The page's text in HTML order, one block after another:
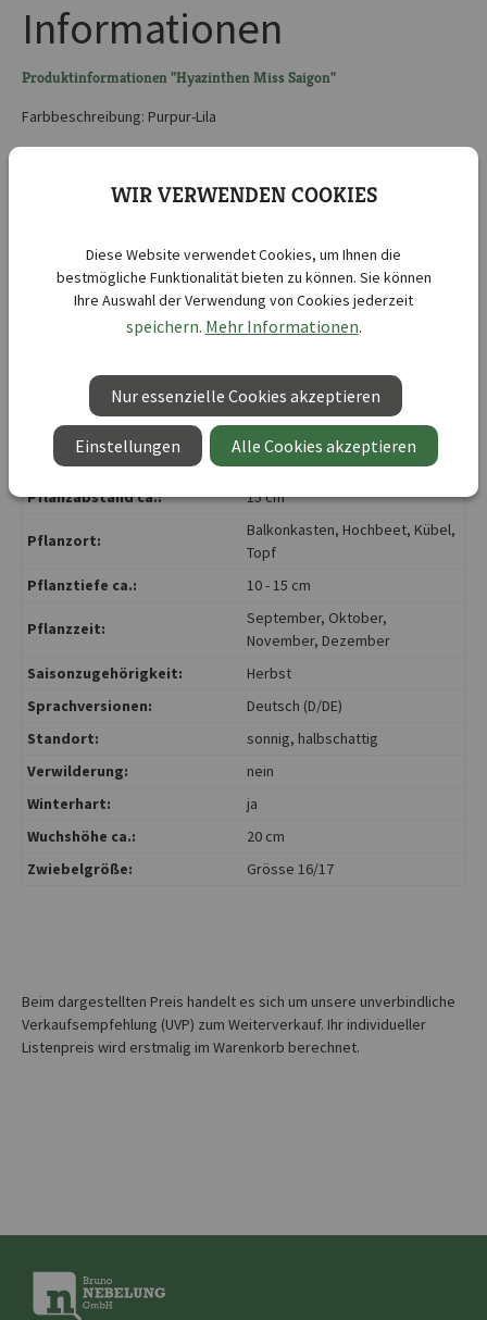
Informationen
Produktinformationen "Hyazinthen Miss Saigon"
Farbbeschreibung: Purpur-Lila
Lieferbar ab KW :
38
Botanische Bezeichnung :
Hyacinthus orientalis
Blütenfarbe:
pink
März, April
Gefäßkultur:
ja
Lebensdauer:
mehrjährig
Nützlingsfreundlich:
nein
Pflanzabstand ca.:
15 cm
Pflanzort:
Balkonkasten, Hochbeet, Kübel,
Topf
Pflanztiefe ca.:
10 - 15 cm
Pflanzzeit:
September, Oktober,
November, Dezember
Saisonzugehörigkeit:
Herbst
Sprachversionen:
Deutsch (D/DE)
Standort:
sonnig, halbschattig
Verwilderung:
nein
Winterhart:
ja
Wuchshöhe ca.:
20 cm
Zwiebelgröße:
Grösse 16/17
Beim dargestellten Preis handelt es sich um unsere unverbindliche
Verkaufsempfehlung (UVP) zum Weiterverkauf. Ihr individueller
Listenpreis wird erstmalig im Warenkorb berechnet.
WIR VERWENDEN COOKIES
Diese Website verwendet Cookies, um Ihnen die
bestmögliche Funktionalität bieten zu können. Sie können
Ihre Auswahl der Verwendung von Cookies jederzeit
speichern. Mehr Informationen.
Nur essenzielle Cookies akzeptieren
Einstellungen Alle Cookies akzeptieren